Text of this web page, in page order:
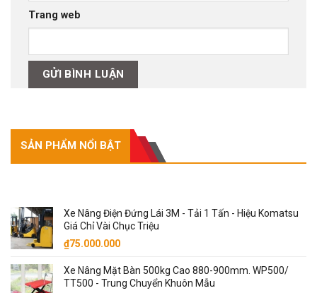
Trang web
SẢN PHẨM NỔI BẬT
Xe Nâng Điện Đứng Lái 3M - Tải 1 Tấn - Hiệu Komatsu
Giá Chỉ Vài Chục Triệu
₫75.000.000
Xe Nâng Mặt Bàn 500kg Cao 880-900mm. WP500/
TT500 - Trung Chuyển Khuôn Mẫu